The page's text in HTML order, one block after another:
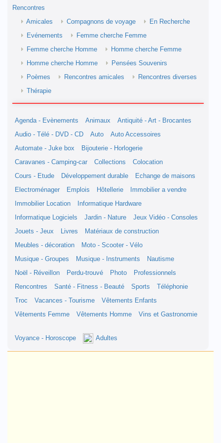
Rencontres
Amicales
Compagnons de voyage
En Recherche
Evénements
Femme cherche Femme
Femme cherche Homme
Homme cherche Femme
Homme cherche Homme
Pensées Souvenirs
Poèmes
Rencontres amicales
Rencontres diverses
Thérapie
Agenda - Evènements Animaux
Antiquité - Art - Brocantes
Audio - Télé - DVD - CD
Auto
Auto Accessoires
Automate - Juke box
Bijouterie - Horlogerie
Caravanes - Camping-car
Collections
Colocation
Cours - Etude
Développement durable
Echange de maisons
Electroménager
Emplois Hôtellerie
Immobilier a vendre
Immobilier Location
Informatique Hardware
Informatique Logiciels
Jardin - Nature
Jeux Vidéo - Consoles
Jouets - Jeux
Livres
Matériaux de construction
Meubles - décoration
Moto - Scooter - Vélo
Musique - Groupes
Musique - Instruments
Nautisme
Noël - Réveillon
Perdu-trouvé Photo
Professionnels
Rencontres
Santé - Fitness - Beauté Sports
Téléphonie
Troc
Vacances - Tourisme
Vêtements Enfants
Vêtements Femme
Vêtements Homme Vins et Gastronomie
Voyance - Horoscope Adultes